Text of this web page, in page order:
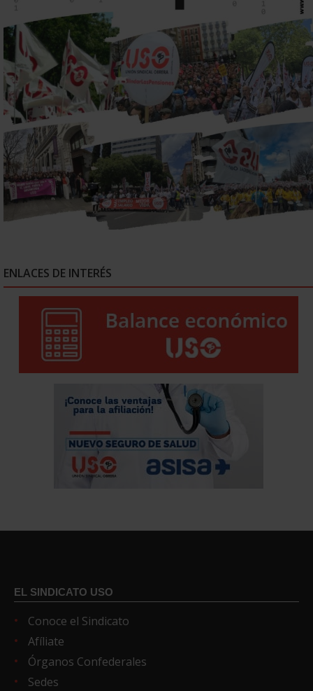
ENLACES DE INTERÉS
EL SINDICATO USO
Conoce el Sindicato
Afíliate
Órganos Confederales
Sedes